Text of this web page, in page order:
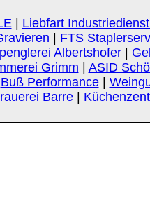
| Liebfart
| FTS
Albertshofer |
Grimm | ASID
Buß Performance|
Barre |